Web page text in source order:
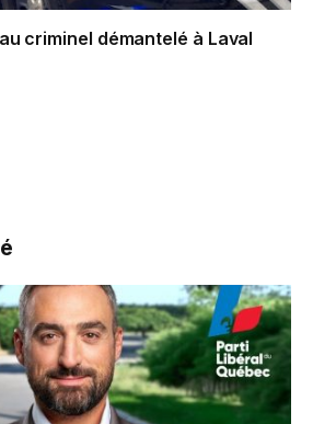
criminel démantelé à Laval